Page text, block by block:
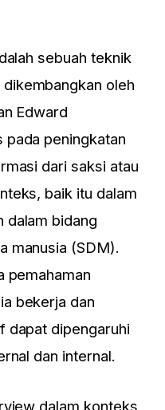
sebuah teknik
oleh
Edward
pada peningkatan
dari saksi atau
baik itu dalam
dalam bidang
manusia (SDM).
pemahaman
bekerja dan
dapat dipengaruhi
dan internal.
dalam konteks